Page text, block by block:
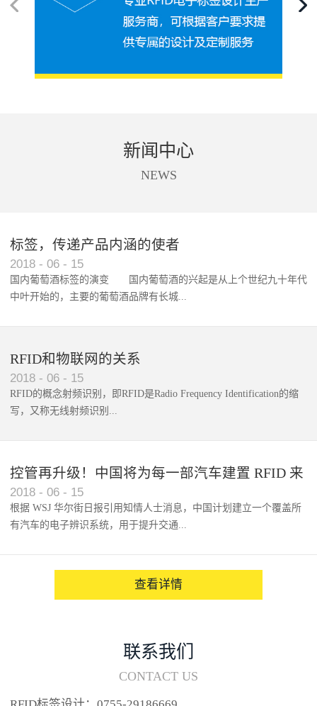
新闻中心
NEWS
标签，传递产品内涵的使者
2018 - 06 - 15
国内葡萄酒标签的演变 国内葡萄酒的兴起是从上个世纪九十年代
中叶开始的，主要的葡萄酒品牌有长城...
RFID和物联网的关系
2018 - 06 - 15
RFID的概念射频识别，即RFID是Radio Frequency Identification的缩
写，又称无线射频识别...
控管再升级！中国将为每一部汽车建置 RFID 来
架构辨识系统
2018 - 06 - 15
根据 WSJ 华尔街日报引用知情人士消息，中国计划建立一个覆盖所
有汽车的电子辨识系统，用于提升交通...
查看详情
联系我们
CONTACT US